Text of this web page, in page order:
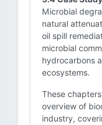
Microbial
natural
oil spill
microbial
hydrocarbons
ecosystems.
These
overview of
industry,